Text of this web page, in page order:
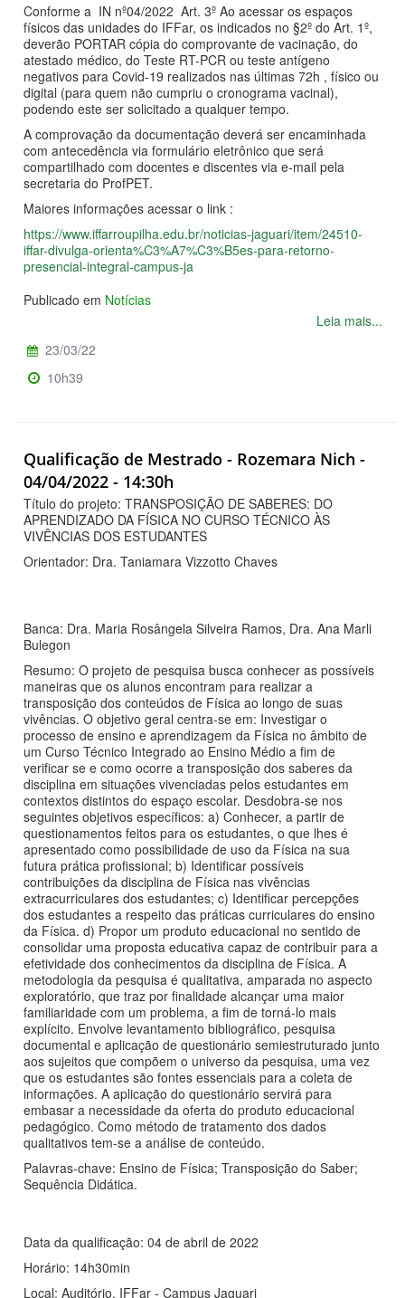
Conforme a IN nº04/2022 Art. 3º Ao acessar os espaços
físicos das unidades do IFFar, os indicados no §2º do Art. 1º,
deverão PORTAR cópia do comprovante de vacinação, do
atestado médico, do Teste RT-PCR ou teste antígeno
negativos para Covid-19 realizados nas últimas 72h , físico ou
digital (para quem não cumpriu o cronograma vacinal),
podendo este ser solicitado a qualquer tempo.
A comprovação da documentação deverá ser encaminhada
com antecedência via formulário eletrônico que será
compartilhado com docentes e discentes via e-mail pela
secretaria do ProfPET.
Maiores informações acessar o link :
https://www.iffarroupilha.edu.br/noticias-jaguari/item/24510-
iffar-divulga-orienta%C3%A7%C3%B5es-para-retorno-
presencial-integral-campus-ja
Publicado em Notícias
Leia mais...
23/03/22
10h39
Qualificação de Mestrado - Rozemara Nich -
04/04/2022 - 14:30h
Título do projeto: TRANSPOSIÇÃO DE SABERES: DO
APRENDIZADO DA FÍSICA NO CURSO TÉCNICO ÀS
VIVÊNCIAS DOS ESTUDANTES
Orientador: Dra. Taniamara Vizzotto Chaves
Banca: Dra. Maria Rosângela Silveira Ramos, Dra. Ana Marli
Bulegon
Resumo: O projeto de pesquisa busca conhecer as possíveis
maneiras que os alunos encontram para realizar a
transposição dos conteúdos de Física ao longo de suas
vivências. O objetivo geral centra-se em: Investigar o
processo de ensino e aprendizagem da Física no âmbito de
um Curso Técnico Integrado ao Ensino Médio a fim de
verificar se e como ocorre a transposição dos saberes da
disciplina em situações vivenciadas pelos estudantes em
contextos distintos do espaço escolar. Desdobra-se nos
seguintes objetivos específicos: a) Conhecer, a partir de
questionamentos feitos para os estudantes, o que lhes é
apresentado como possibilidade de uso da Física na sua
futura prática profissional; b) Identificar possíveis
contribuições da disciplina de Física nas vivências
extracurriculares dos estudantes; c) Identificar percepções
dos estudantes a respeito das práticas curriculares do ensino
da Física. d) Propor um produto educacional no sentido de
consolidar uma proposta educativa capaz de contribuir para a
efetividade dos conhecimentos da disciplina de Física. A
metodologia da pesquisa é qualitativa, amparada no aspecto
exploratório, que traz por finalidade alcançar uma maior
familiaridade com um problema, a fim de torná-lo mais
explícito. Envolve levantamento bibliográfico, pesquisa
documental e aplicação de questionário semiestruturado junto
aos sujeitos que compõem o universo da pesquisa, uma vez
que os estudantes são fontes essenciais para a coleta de
informações. A aplicação do questionário servirá para
embasar a necessidade da oferta do produto educacional
pedagógico. Como método de tratamento dos dados
qualitativos tem-se a análise de conteúdo.
Palavras-chave: Ensino de Física; Transposição do Saber;
Sequência Didática.
Data da qualificação: 04 de abril de 2022
Horário: 14h30min
Local: Auditório, IFFar - Campus Jaguari